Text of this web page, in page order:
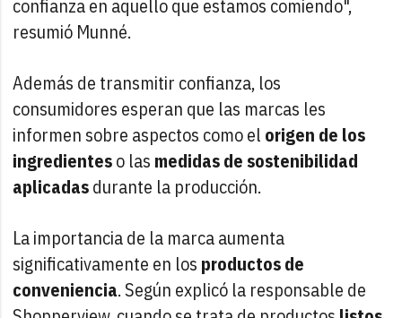
confianza en aquello que estamos comiendo",
resumió Munné.
Además de transmitir confianza, los
consumidores esperan que las marcas les
informen sobre aspectos como el origen de los
ingredienteso las medidas de sostenibilidad
aplicadasdurante la producción.
La importancia de la marca aumenta
significativamente en los productos de
conveniencia. Según explicó la responsable de